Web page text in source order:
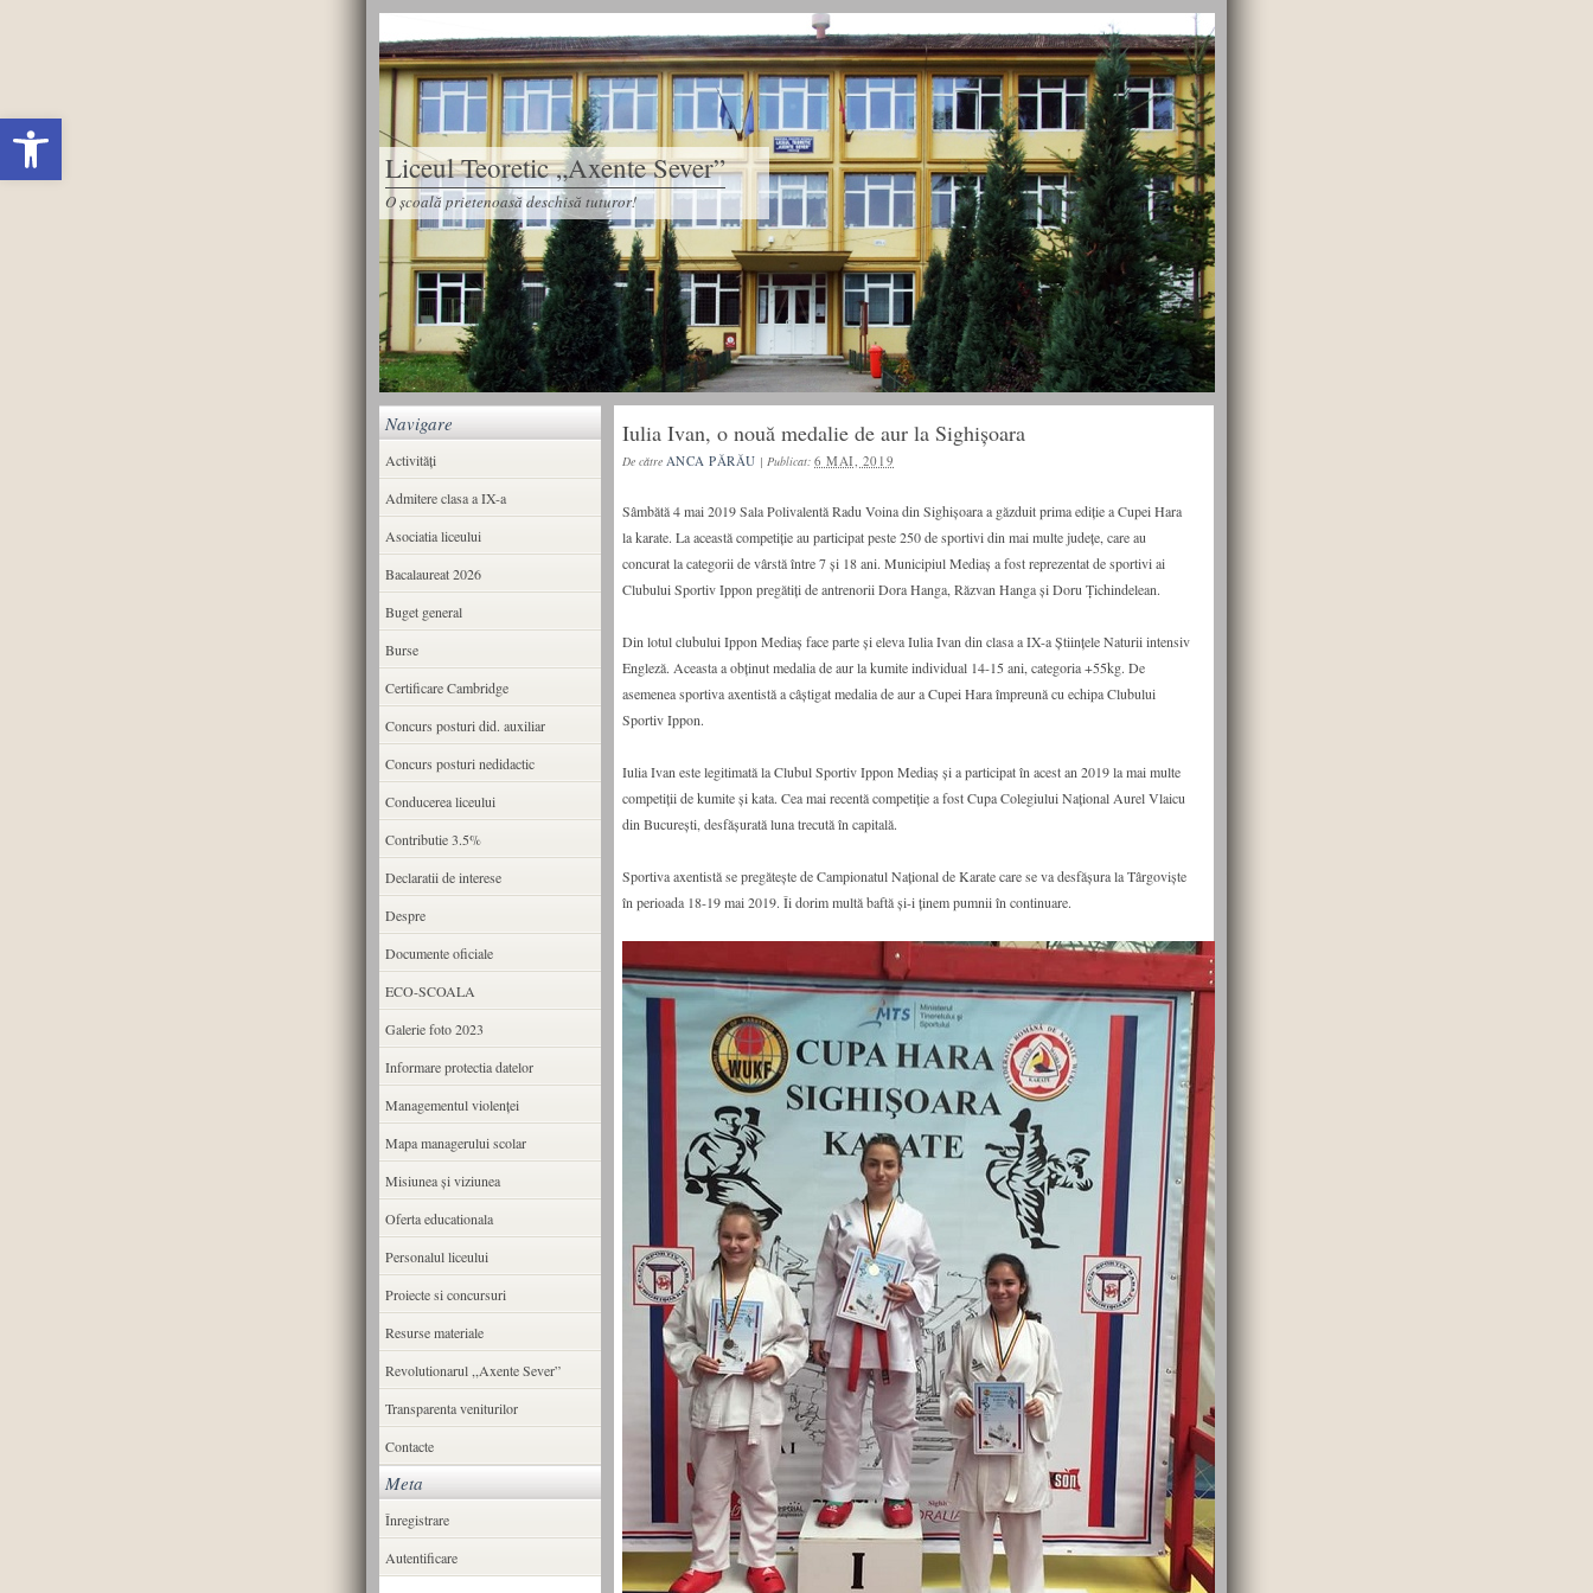
Deschide bara de unelte
Liceul Teoretic „Axente Sever”
O școală prietenoasă deschisă tuturor!
Iulia Ivan, o nouă medalie de aur la Sighișoara
De către ANCA PĂRĂU | Publicat: 6 MAI, 2019
Sâmbătă 4 mai 2019 Sala Polivalentă Radu Voina din Sighișoara a găzduit prima ediție a Cupei Hara
la karate. La această competiție au participat peste 250 de sportivi din mai multe județe, care au
concurat la categorii de vârstă între 7 și 18 ani. Municipiul Mediaș a fost reprezentat de sportivi ai
Clubului Sportiv Ippon pregătiți de antrenorii Dora Hanga, Răzvan Hanga şi Doru Țichindelean.
Din lotul clubului Ippon Mediaș face parte și eleva Iulia Ivan din clasa a IX-a Științele Naturii intensiv
Engleză. Aceasta a obținut medalia de aur la kumite individual 14-15 ani, categoria +55kg. De
asemenea sportiva axentistă a câștigat medalia de aur a Cupei Hara împreună cu echipa Clubului
Sportiv Ippon.
Iulia Ivan este legitimată la Clubul Sportiv Ippon Mediaș și a participat în acest an 2019 la mai multe
competiții de kumite și kata. Cea mai recentă competiție a fost Cupa Colegiului Național Aurel Vlaicu
din București, desfășurată luna trecută în capitală.
Sportiva axentistă se pregătește de Campionatul Național de Karate care se va desfășura la Târgoviște
în perioada 18-19 mai 2019. Îi dorim multă baftă și-i ținem pumnii în continuare.
Navigare
Activități
Admitere clasa a IX-a
Asociatia liceului
Bacalaureat 2026
Buget general
Burse
Certificare Cambridge
Concurs posturi did. auxiliar
Concurs posturi nedidactic
Conducerea liceului
Contributie 3.5%
Declaratii de interese
Despre
Documente oficiale
ECO-SCOALA
Galerie foto 2023
Informare protectia datelor
Managementul violenței
Mapa managerului scolar
Misiunea şi viziunea
Oferta educationala
Personalul liceului
Proiecte si concursuri
Resurse materiale
Revolutionarul ,,Axente Sever”
Transparenta veniturilor
Contacte
Meta
Înregistrare
Autentificare